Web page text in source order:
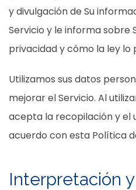
y divulgación de Su
Servicio y le informa sobre
privacidad y cómo la ley lo
Utilizamos sus datos
mejorar el Servicio. Al
acepta la recopilación y el
acuerdo con esta Política
Interpretación